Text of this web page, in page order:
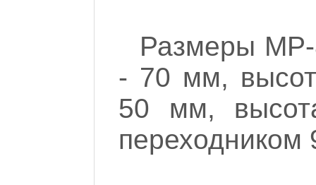
Размеры
- 70 мм,
50 мм,
переходником